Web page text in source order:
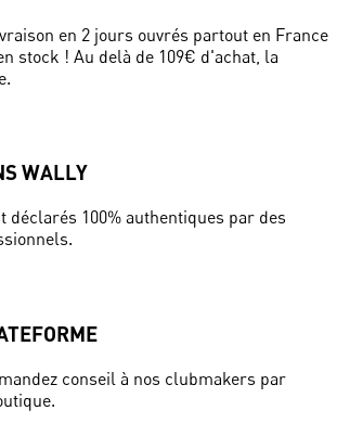
en 2 jours ouvrés partout en France
stock ! Au delà de 109€ d'achat, la
WALLY
déclarés 100% authentiques par des
conseil à nos clubmakers par